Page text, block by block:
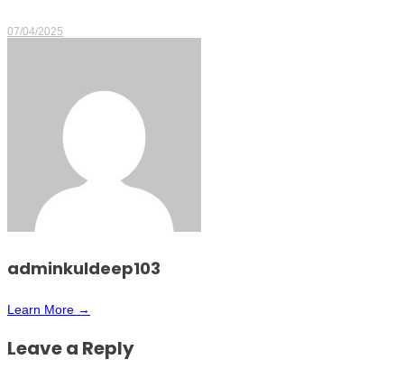
07/04/2025
adminkuldeep103
Learn More →
Leave a Reply